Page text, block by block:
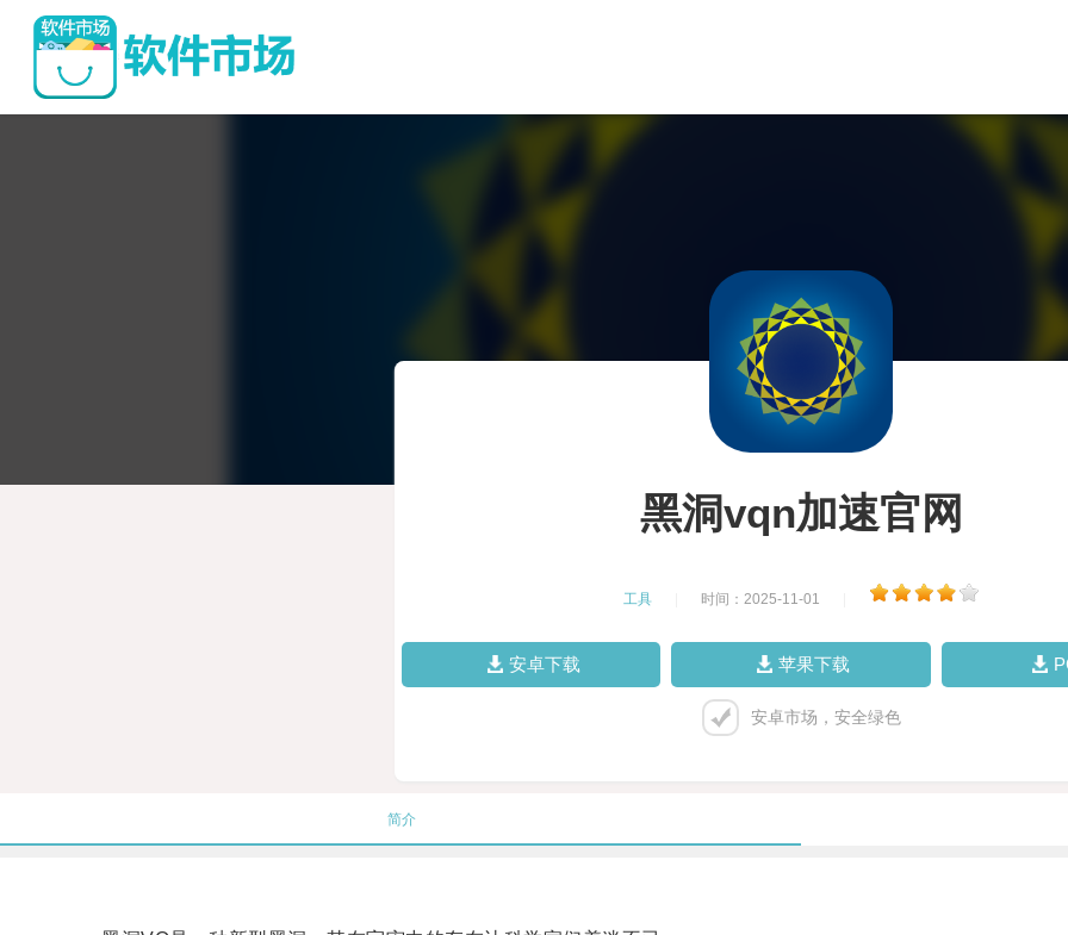
黑洞vqn加速官网
工具 时间：2025-11-01
安卓下载 苹果下载
安卓市场，安全绿色
简介